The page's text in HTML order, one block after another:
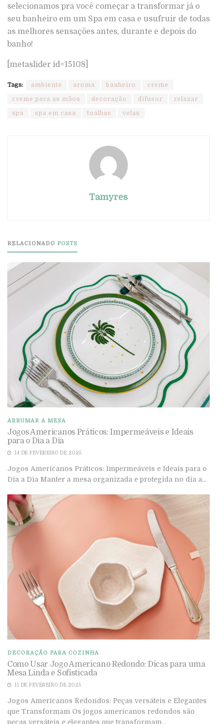
selecionamos pra você começar a transformar já o
seu banheiro em um Spa em casa e usufruir de todas
as melhores sensações antes, durante e depois do
banho!
[metaslider id=15108]
Tags: ambiente aroma banheiro creme
creme para as mãos decoração difusor relaxar
spa spa em casa toalhas velas
Tamyres
RELACIONADO POSTS
ARRUMAR A MESA
Jogos Americanos Práticos: Impermeáveis e Ideais
para o Dia a Dia
14 DE FEVEREIRO DE 2025
Jogos Americanos Práticos: Impermeáveis e Ideais para o
Dia a Dia Manter a mesa organizada e protegida no dia a...
DECORAÇÃO PARA COZINHA
Como Usar Jogo Americano Redondo: Dicas para uma
Mesa Linda e Sofisticada
11 DE FEVEREIRO DE 2025
Jogos Americanos Redondos: Peças versáteis e Elegantes
que Transformam Os jogos americanos redondos são
peças versáteis e elegantes que transformam...